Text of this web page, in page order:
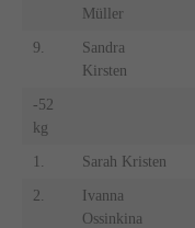
Müller
9.
Sandra
Kirsten
-52
kg
1. Sarah Kristen
2.
Ivanna
Ossinkina